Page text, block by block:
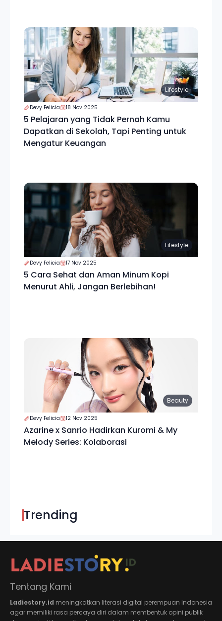
Lifestyle
Devy Felicia 18 Nov 2025
5 Pelajaran yang Tidak Pernah Kamu
Dapatkan di Sekolah, Tapi Penting untuk
Mengatur Keuangan
Lifestyle
Devy Felicia 17 Nov 2025
5 Cara Sehat dan Aman Minum Kopi
Menurut Ahli, Jangan Berlebihan!
Beauty
Devy Felicia 12 Nov 2025
Azarine x Sanrio Hadirkan Kuromi & My
Melody Series: Kolaborasi
Trending
Tentang Kami
Ladiestory.id meningkatkan literasi digital perempuan Indonesia
agar memiliki rasa percaya diri dalam membentuk opini publik